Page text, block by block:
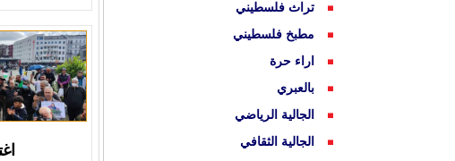
تراث فلسطيني
مطبخ فلسطيني
اراء حرة
بالعبري
الجالية الرياضي
الجالية الثقافي